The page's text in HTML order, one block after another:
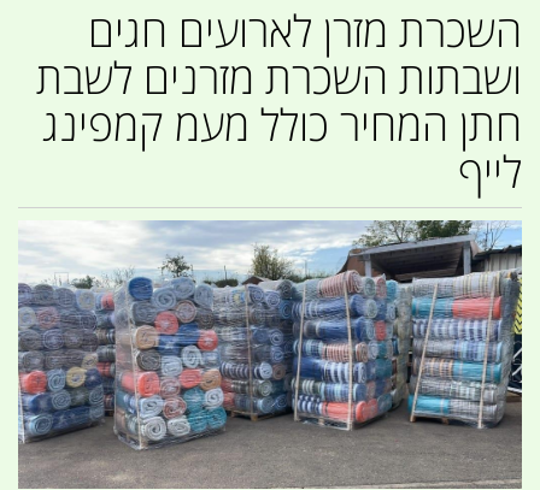
השכרת מזרן לארועים חגים
ושבתות השכרת מזרנים לשבת
חתן המחיר כולל מעמ קמפינג
לייף